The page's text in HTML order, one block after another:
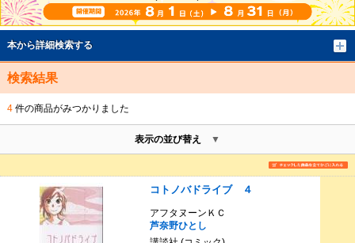
本から詳細検索する
検索結果
4件の商品がみつかりました
表示の並び替え
コトノバドライブ ４
アフタヌーンＫＣ
芦奈野ひとし